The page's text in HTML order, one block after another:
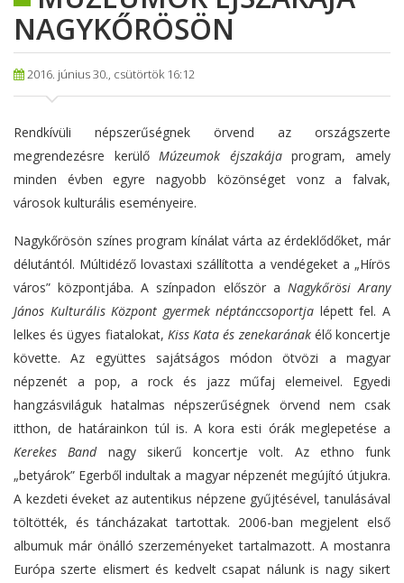
NAGYKŐRÖSÖN
2016. június 30., csütörtök 16:12
Rendkívüli népszerűségnek örvend az országszerte
megrendezésre kerülőMúzeumok éjszakájaprogram, amely
minden évben egyre nagyobb közönséget vonz a falvak,
városok kulturális eseményeire.
Nagykőrösön színes program kínálat várta az érdeklődőket, már
délutántól. Múltidéző lovastaxi szállította a vendégeket a „Hírös
város” központjába. A színpadon először a Nagykőrösi Arany
János Kulturális Központ gyermek néptánccsoportja lépett fel. A
lelkes és ügyes fiatalokat, Kiss Kata és zenekaránakélő koncertje
követte. Az együttes sajátságos módon ötvözi a magyar
népzenét a pop, a rock és jazz műfaj elemeivel. Egyedi
hangzásviláguk hatalmas népszerűségnek örvend nem csak
itthon, de határainkon túl is. A kora esti órák meglepetése a
Kerekes Bandnagy sikerű koncertje volt. Az ethno funk
„betyárok” Egerből indultak a magyar népzenét megújító útjukra.
A kezdeti éveket az autentikus népzene gyűjtésével, tanulásával
töltötték, és táncházakat tartottak. 2006-ban megjelent első
albumuk már önálló szerzeményeket tartalmazott. A mostanra
Európa szerte elismert és kedvelt csapat nálunk is nagy sikert